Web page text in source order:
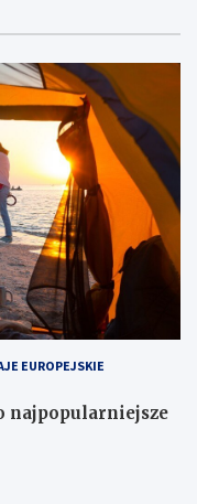
EUROPEJSKIE
najpopularniejsze